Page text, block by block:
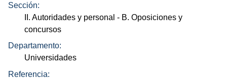
Sección:
II. Autoridades y personal - B. Oposiciones y
concursos
Departamento:
Universidades
Referencia: